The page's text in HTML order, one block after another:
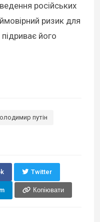
російських
ризик для
його
путін
Twitter
Копіювати